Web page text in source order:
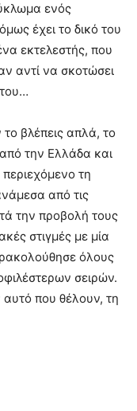
ενός
έχει το δικό του
εκτελεστής, που
αντί να σκοτώσει
το βλέπεις απλά, το
την Ελλάδα και
τη
από τις
την προβολή τους
στιγμές με μία
όλους
σειρών.
αυτό που θέλουν, τη